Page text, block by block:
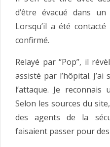
d’être évacué dans
Lorsqu’il a été
confirmé.
Relayé par ‘’Pop’’, il
assisté par l’hôpital.
l’attaque. Je
Selon les sources du
des agents de la
faisaient passer pour